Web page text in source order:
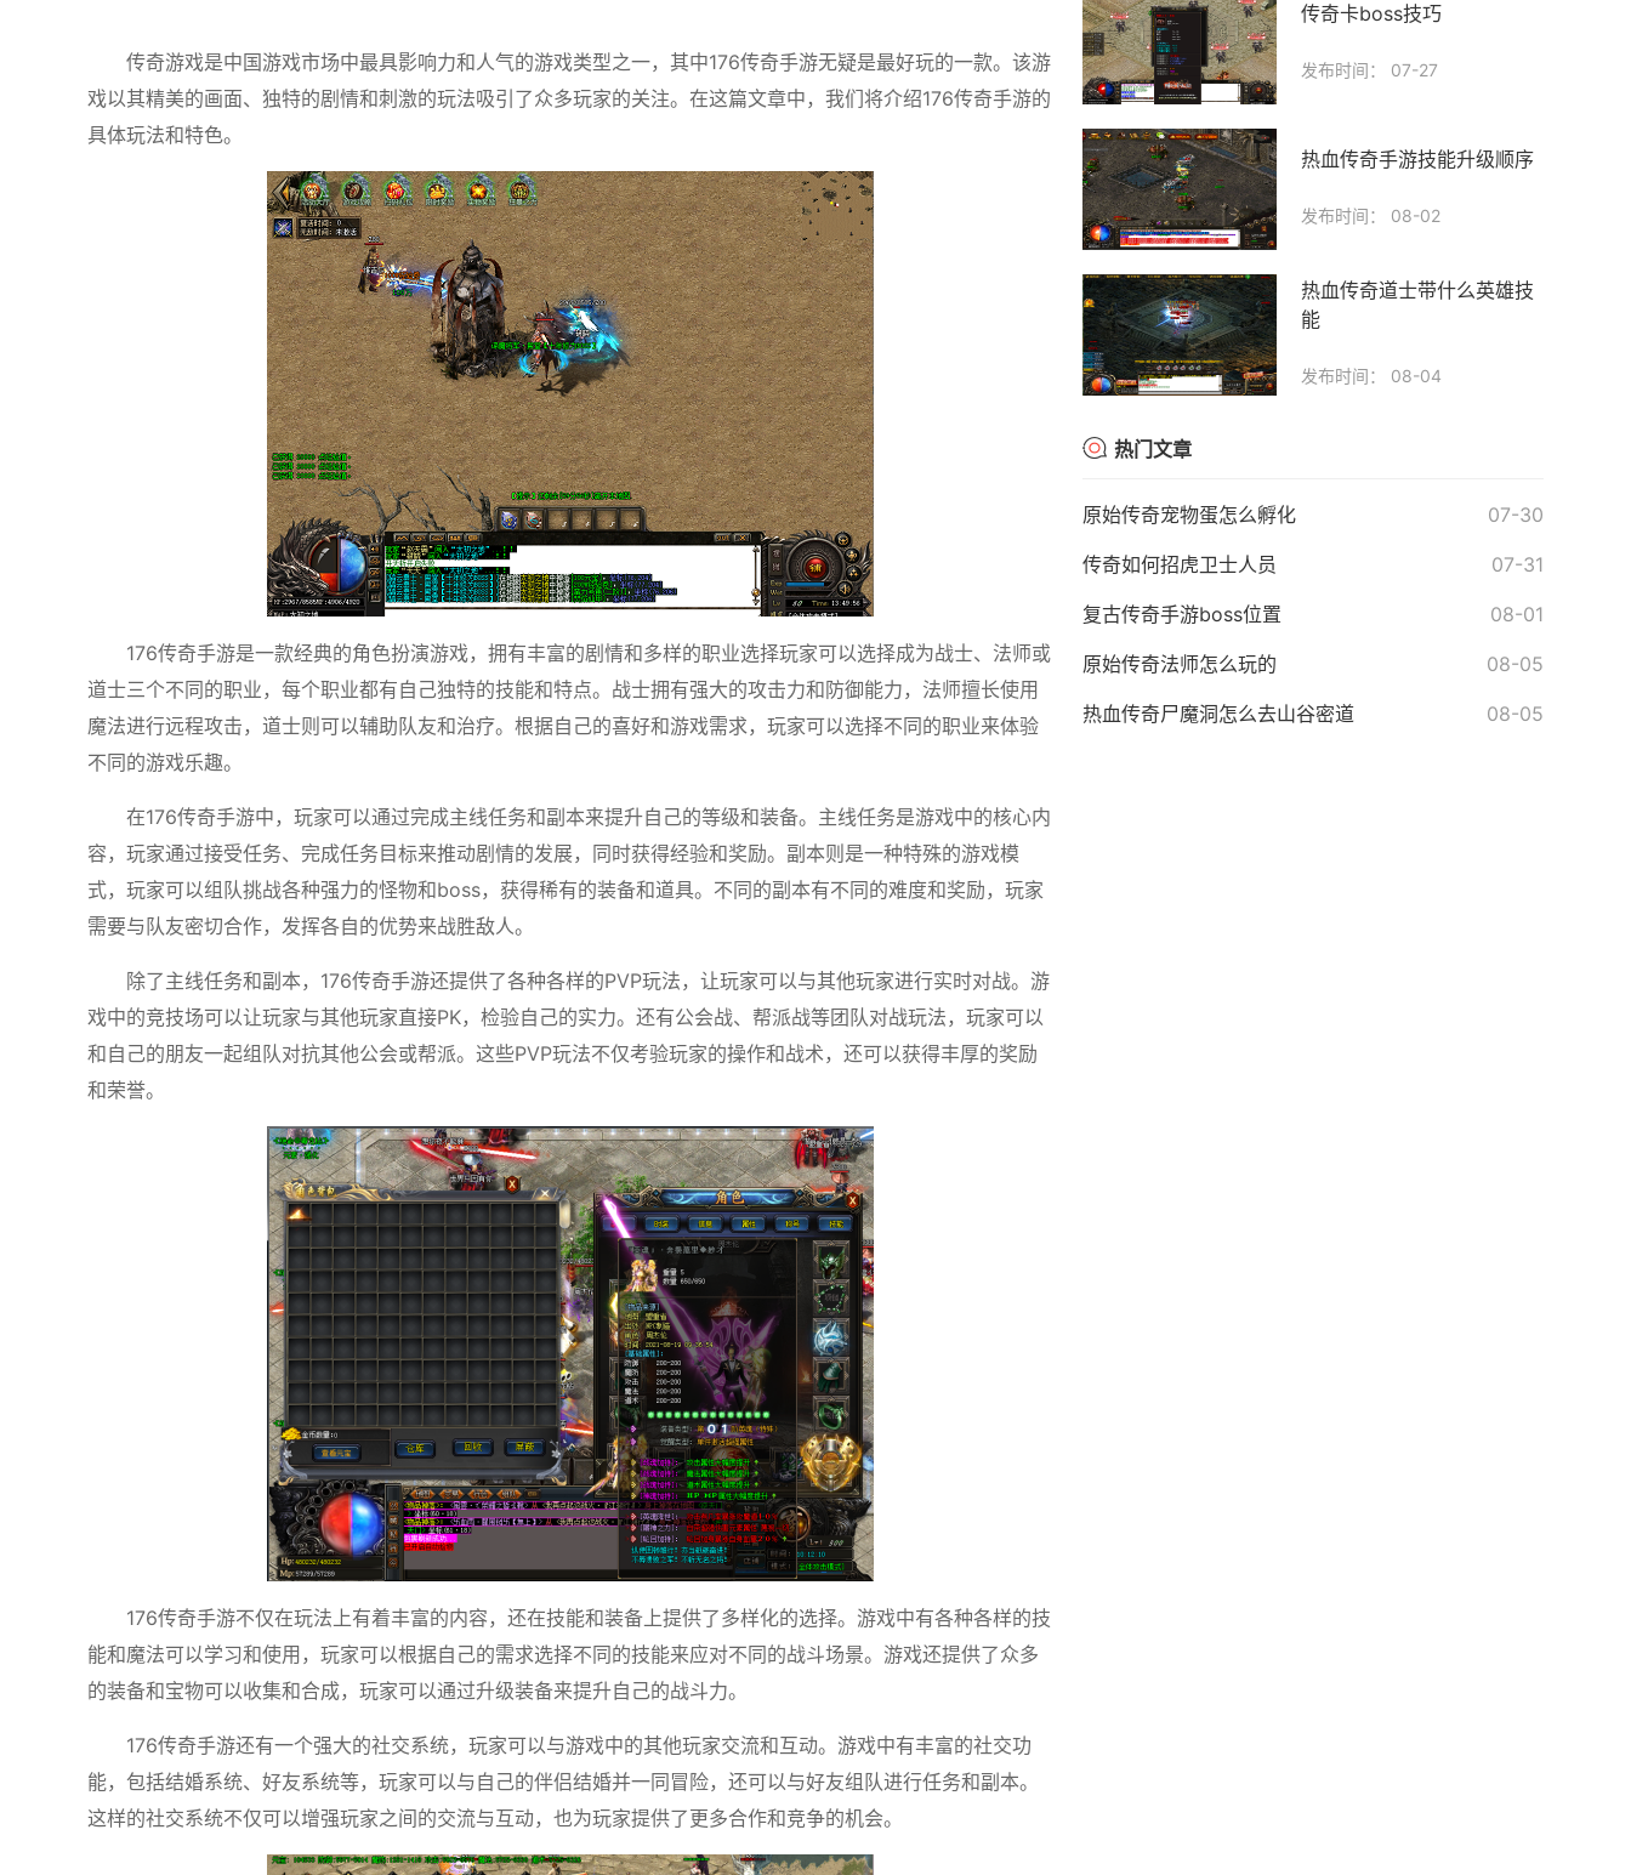
传奇游戏是中国游戏市场中最具影响力和人气的游戏类型之一，其中176传奇手游无疑是最好玩的一款。该游
戏以其精美的画面、独特的剧情和刺激的玩法吸引了众多玩家的关注。在这篇文章中，我们将介绍176传奇手游的
具体玩法和特色。
176传奇手游是一款经典的角色扮演游戏，拥有丰富的剧情和多样的职业选择玩家可以选择成为战士、法师或
道士三个不同的职业，每个职业都有自己独特的技能和特点。战士拥有强大的攻击力和防御能力，法师擅长使用
魔法进行远程攻击，道士则可以辅助队友和治疗。根据自己的喜好和游戏需求，玩家可以选择不同的职业来体验
不同的游戏乐趣。
在176传奇手游中，玩家可以通过完成主线任务和副本来提升自己的等级和装备。主线任务是游戏中的核心内
容，玩家通过接受任务、完成任务目标来推动剧情的发展，同时获得经验和奖励。副本则是一种特殊的游戏模
式，玩家可以组队挑战各种强力的怪物和boss，获得稀有的装备和道具。不同的副本有不同的难度和奖励，玩家
需要与队友密切合作，发挥各自的优势来战胜敌人。
除了主线任务和副本，176传奇手游还提供了各种各样的PVP玩法，让玩家可以与其他玩家进行实时对战。游
戏中的竞技场可以让玩家与其他玩家直接PK，检验自己的实力。还有公会战、帮派战等团队对战玩法，玩家可以
和自己的朋友一起组队对抗其他公会或帮派。这些PVP玩法不仅考验玩家的操作和战术，还可以获得丰厚的奖励
和荣誉。
176传奇手游不仅在玩法上有着丰富的内容，还在技能和装备上提供了多样化的选择。游戏中有各种各样的技
能和魔法可以学习和使用，玩家可以根据自己的需求选择不同的技能来应对不同的战斗场景。游戏还提供了众多
的装备和宝物可以收集和合成，玩家可以通过升级装备来提升自己的战斗力。
176传奇手游还有一个强大的社交系统，玩家可以与游戏中的其他玩家交流和互动。游戏中有丰富的社交功
能，包括结婚系统、好友系统等，玩家可以与自己的伴侣结婚并一同冒险，还可以与好友组队进行任务和副本。
这样的社交系统不仅可以增强玩家之间的交流与互动，也为玩家提供了更多合作和竞争的机会。
传奇卡boss技巧
发布时间： 07-27
热血传奇手游技能升级顺序
发布时间： 08-02
热血传奇道士带什么英雄技
能
发布时间： 08-04
热门文章
原始传奇宠物蛋怎么孵化 07-30
传奇如何招虎卫士人员 07-31
复古传奇手游boss位置 08-01
原始传奇法师怎么玩的 08-05
热血传奇尸魔洞怎么去山谷密道 08-05